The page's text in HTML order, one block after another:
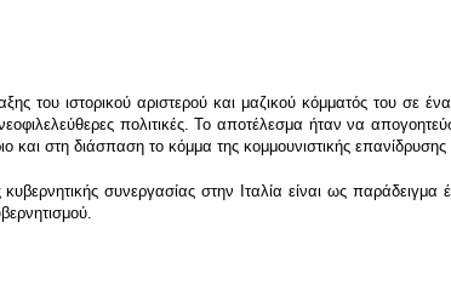
του ιστορικού αριστερού και μαζικού κόμματός του σε
νεοφιλελεύθερες πολιτικές. Το αποτέλεσμα ήταν να
στη διάσπαση το κόμμα της κομμουνιστικής
κυβερνητικής συνεργασίας στην Ιταλία είναι ως